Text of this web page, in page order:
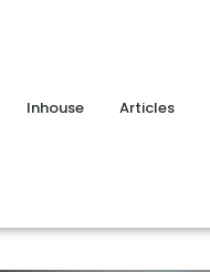
Inhouse Articles